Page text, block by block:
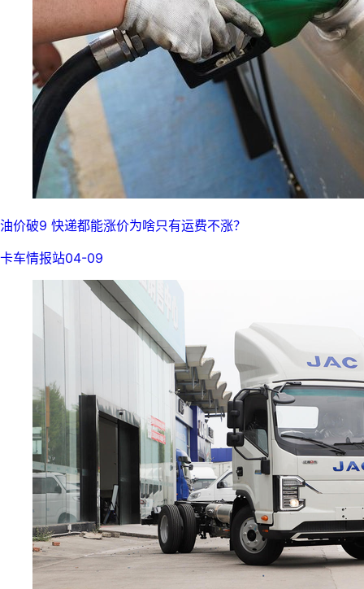
油价破9 快递都能涨价为啥只有运费不涨？
卡车情报站04-09